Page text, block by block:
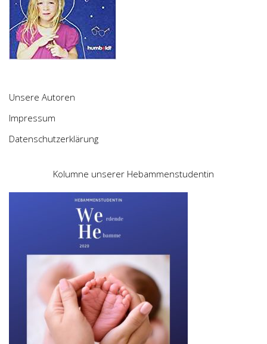
Unsere Autoren
Impressum
Datenschutzerklärung
Kolumne unserer Hebammenstudentin